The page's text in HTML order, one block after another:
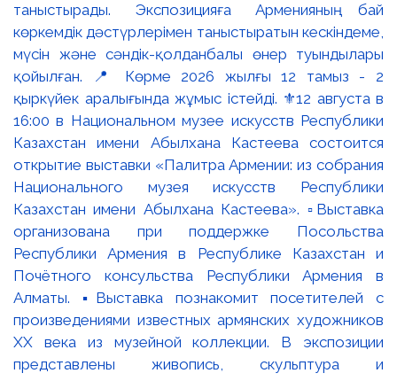
таныстырады. Экспозицияға Арменияның бай
көркемдік дәстүрлерімен таныстыратын кескіндеме,
мүсін және сәндік-қолданбалы өнер туындылары
қойылған. 📍 Көрме 2026 жылғы 12 тамыз - 2
қыркүйек аралығында жұмыс істейді. ⚜️12 августа в
16:00 в Национальном музее искусств Республики
Казахстан имени Абылхана Кастеева состоится
открытие выставки «Палитра Армении: из собрания
Национального музея искусств Республики
Казахстан имени Абылхана Кастеева». ▫️Выставка
организована при поддержке Посольства
Республики Армения в Республике Казахстан и
Почётного консульства Республики Армения в
Алматы. ▪️Выставка познакомит посетителей с
произведениями известных армянских художников
XX века из музейной коллекции. В экспозиции
представлены живопись, скульптура и